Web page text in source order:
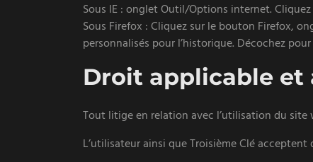
Sous IE : onglet Outil/Options internet.
Sous Firefox : Cliquez sur le bouton Firefox,
personnalisés pour l’historique. Décochez
Droit applicable
Tout litige en relation avec l’utilisation du
L’utilisateur ainsi que Troisième Clé